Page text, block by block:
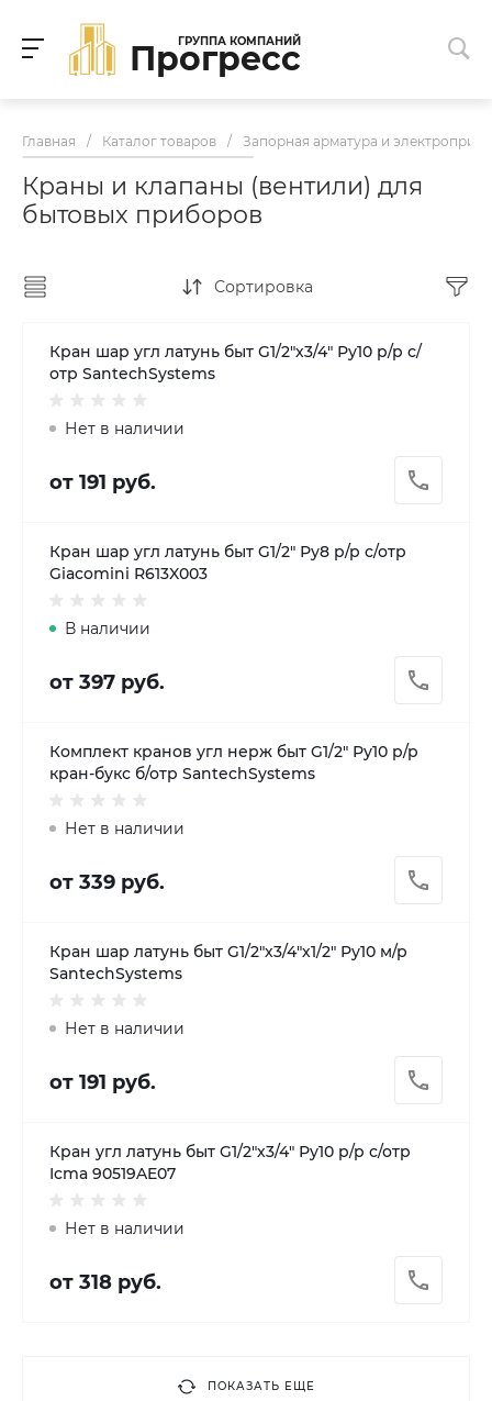
ГРУППА КОМПАНИЙ
Прогресс
Главная / Каталог товаров / Запорная арматура и
Краны и клапаны (вентили) для
бытовых приборов
Сортировка
Кран шар угл латунь быт G1/2"х3/4" Ру10 р/р с/
отр SantechSystems
Нет в наличии
от 191 руб.
Кран шар угл латунь быт G1/2" Ру8 р/р с/отр
Giacomini R613X003
В наличии
от 397 руб.
Комплект кранов угл нерж быт G1/2" Ру10 р/р
кран-букс б/отр SantechSystems
Нет в наличии
от 339 руб.
Кран шар латунь быт G1/2"х3/4"х1/2" Ру10 м/р
SantechSystems
Нет в наличии
от 191 руб.
Кран угл латунь быт G1/2"х3/4" Ру10 р/р с/отр
Icma 90519AE07
Нет в наличии
от 318 руб.
ПОКАЗАТЬ ЕЩЕ